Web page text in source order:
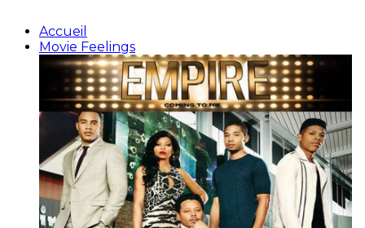
Accueil
Movie Feelings